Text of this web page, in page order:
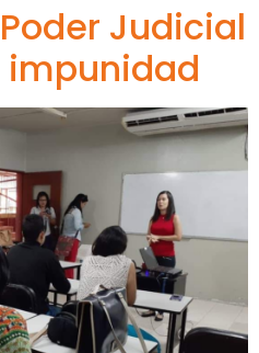
Judicial
impunidad